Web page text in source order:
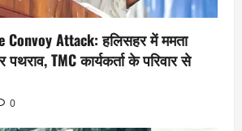
Convoy Attack: हलिसहर में ममता
TMC कार्यकर्ता के परिवार से
0